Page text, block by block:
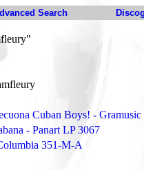
Search
Cuban Boys! -
- Panart LP 3067
351-M-A